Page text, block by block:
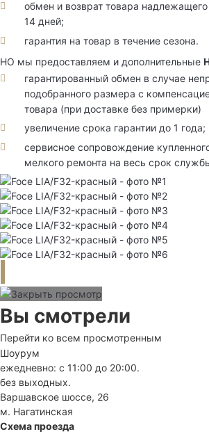
обмен и возврат товара надлежащего
14 дней;
гарантия на товар в течение сезона.
НО мы предоставляем и дополнительные
гарантированный обмен в случае
подобранного размера с
товара (при доставке без примерки)
увеличение срока гарантии до 1 года;
сервисное сопровождение
мелкого ремонта на весь срок
Вы смотрели
Перейти ко всем просмотренным
Шоурум
ежедневно: с 11:00 до 20:00.
без выходных.
Варшавское шоссе, 26
м. Нагатинская
Схема проезда